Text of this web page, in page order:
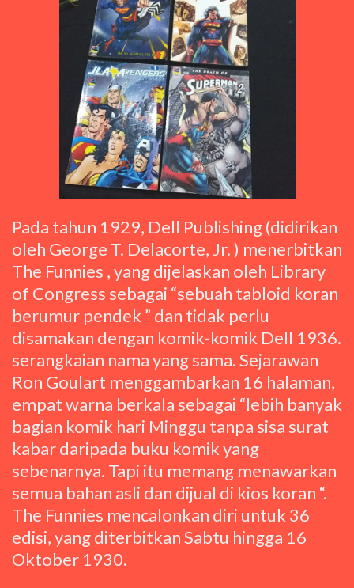
Pada tahun 1929, Dell Publishing (didirikan
oleh George T. Delacorte, Jr. ) menerbitkan
The Funnies , yang dijelaskan oleh Library
of Congress sebagai “sebuah tabloid koran
berumur pendek ” dan tidak perlu
disamakan dengan komik-komik Dell 1936.
serangkaian nama yang sama. Sejarawan
Ron Goulart menggambarkan 16 halaman,
empat warna berkala sebagai “lebih banyak
bagian komik hari Minggu tanpa sisa surat
kabar daripada buku komik yang
sebenarnya. Tapi itu memang menawarkan
semua bahan asli dan dijual di kios koran “.
The Funnies mencalonkan diri untuk 36
edisi, yang diterbitkan Sabtu hingga 16
Oktober 1930.